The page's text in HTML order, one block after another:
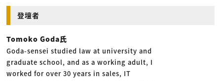
登壇者
Tomoko Goda氏
Goda-sensei studied law at university and
graduate school, and as a working adult, I
worked for over 30 years in sales, IT